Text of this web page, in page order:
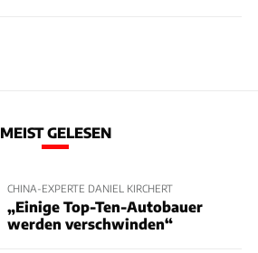
MEIST GELESEN
CHINA-EXPERTE DANIEL KIRCHERT
„Einige Top-Ten-Autobauer
werden verschwinden“